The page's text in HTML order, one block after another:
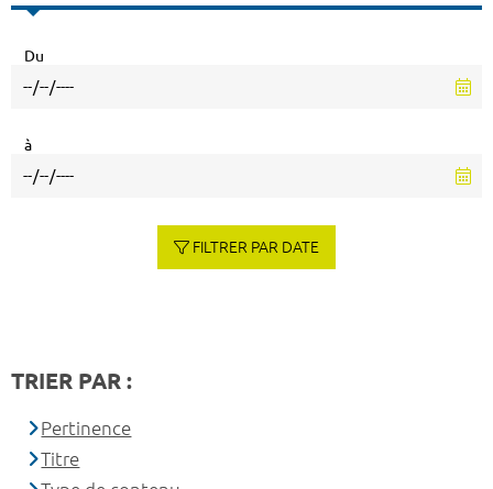
Du
à
FILTRER PAR DATE
TRIER PAR :
Pertinence
Titre